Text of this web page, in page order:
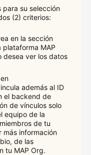
para su selección
(2) criterios:
en la sección
plataforma MAP
desea ver los datos
además al ID
el backend de
de vínculos solo
equipo de la
de tu
más información
de las
tu MAP Org.